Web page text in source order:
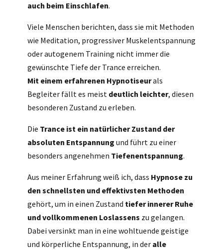
auch beim Einschlafen.
Viele Menschen berichten, dass sie mit Methoden
wie Meditation, progressiver Muskelentspannung
oder autogenem Training nicht immer die
gewünschte Tiefe der Trance erreichen.
Mit einem erfahrenen Hypnotiseurals
Begleiter fällt es meist deutlich leichter, diesen
besonderen Zustand zu erleben.
Die Trance ist ein natürlicher Zustand der
absoluten Entspannung und führt zu einer
besonders angenehmen Tiefenentspannung.
Aus meiner Erfahrung weiß ich, dass Hypnose zu
den schnellsten und effektivsten Methoden
gehört, um in einen Zustand tiefer innerer Ruhe
und vollkommenen Loslassens zu gelangen.
Dabei versinkt man in eine wohltuende geistige
und körperliche Entspannung, in der alle